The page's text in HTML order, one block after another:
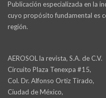
Publicación especializada en la
cuyo propósito fundamental es
región.
AEROSOL la revista, S.A. de C.V.
Circuito Plaza Tenexpa #15,
Col. Dr. Alfonso Ortiz Tirado,
Ciudad de México,